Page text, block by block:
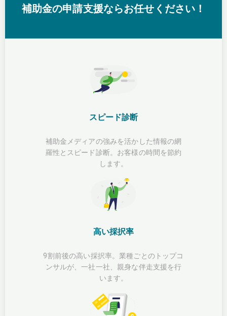
補助金の申請支援ならお任せください！
スピード診断
補助金メディアの強みを活かした情報の網
羅性とスピード診断。お客様の時間を節約
します。
高い採択率
9割前後の高い採択率。業種ごとのトップコ
ンサルが、一社一社、親身な伴走支援を行
います。